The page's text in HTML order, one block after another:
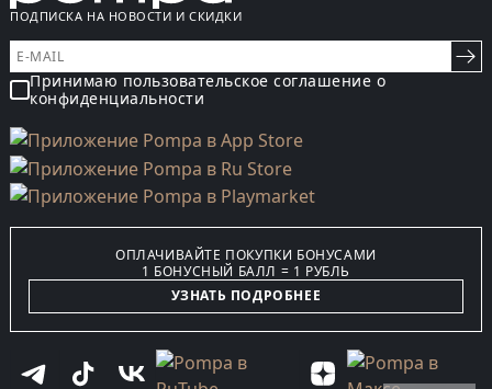
ПОДПИСКА НА НОВОСТИ И СКИДКИ
Принимаю пользовательское соглашение о
конфиденциальности
ОПЛАЧИВАЙТЕ ПОКУПКИ БОНУСАМИ
1 БОНУСНЫЙ БАЛЛ = 1 РУБЛЬ
УЗНАТЬ ПОДРОБНЕЕ